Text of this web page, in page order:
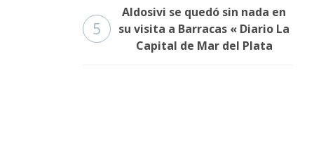
5
Aldosivi se quedó sin nada en
su visita a Barracas « Diario La
Capital de Mar del Plata